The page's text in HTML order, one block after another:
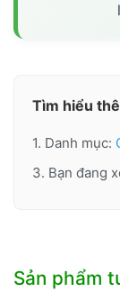
Tìm hiểu
1. Danh mục:
3. Bạn đang
Sản phẩm